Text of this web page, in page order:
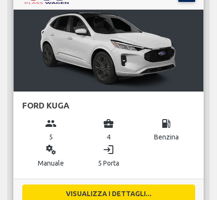
FORD KUGA
group
5
business_center
4
local_gas_station
Benzina
miscellaneous_services
Manuale
login
5 Porta
VISUALIZZA I DETTAGLI...